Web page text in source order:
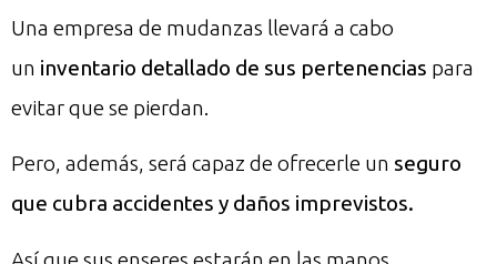
Una empresa de mudanzas llevará a cabo
un inventario detallado de sus pertenencias para
evitar que se pierdan.
Pero, además, será capaz de ofrecerle un seguro
que cubra accidentes y daños imprevistos.
Así que sus enseres estarán en las manos